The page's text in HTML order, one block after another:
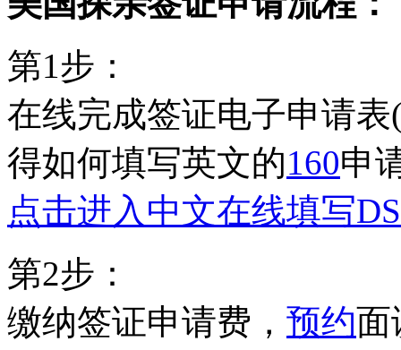
第1步：
在线完成签证电子申请表
得如何填写英文的160申
点击进入中文在线填写
第2步：
缴纳签证申请费， 预约面